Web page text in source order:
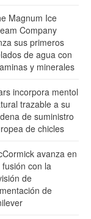
Magnum Ice
Company
sus primeros
de agua con
y minerales
incorpora mentol
trazable a su
de suministro
de chicles
avanza en
fusión con la
de
de